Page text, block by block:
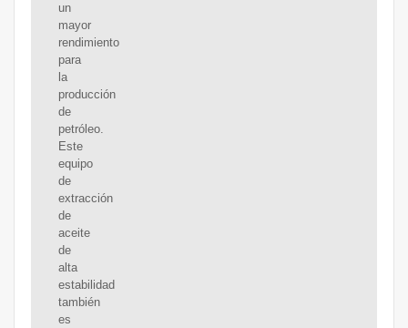
un
mayor
rendimiento
para
la
producción
de
petróleo.
Este
equipo
de
extracción
de
aceite
de
alta
estabilidad
también
es